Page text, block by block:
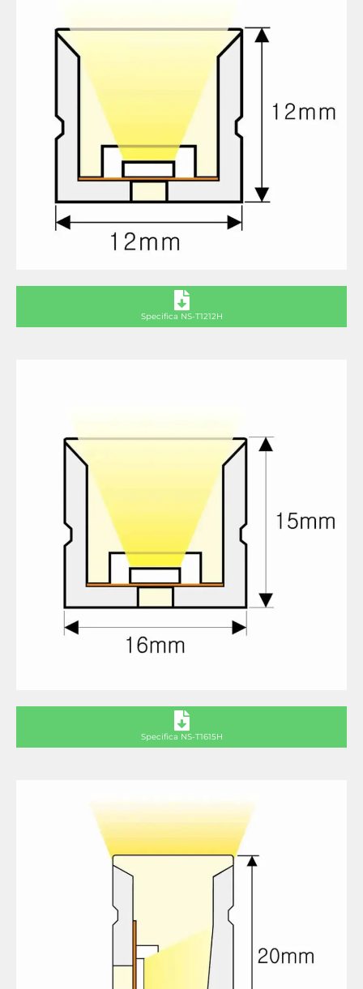
Specifica NS-T1212H
Specifica NS-T1615H